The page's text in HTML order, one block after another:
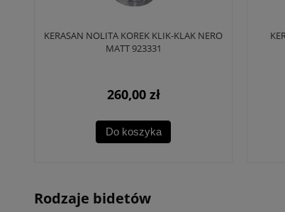
KERASAN NOLITA KOREK KLIK-KLAK NERO
MATT 923331
260,00 zł
Do koszyka
Rodzaje bidetów